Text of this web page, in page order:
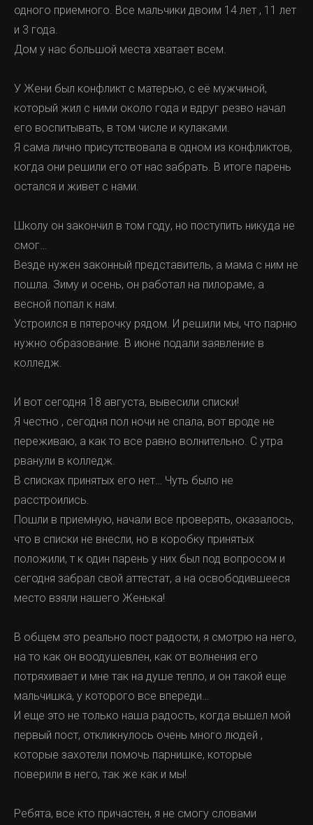
одного приемного. Все мальчики двоим 14 лет , 11 лет
и 3 года.
Дом у нас большой места хватает всем.
У Жени был конфликт с матерью, с её мужчиной,
который жил с ними около года и вдруг резво начал
его воспитывать, в том числе и кулаками.
Я сама лично присутствовала в одном из конфликтов,
когда они решили его от нас забрать. В итоге парень
остался и живет с нами.
Школу он закончил в том году, но поступить никуда не
смог…
Везде нужен законный представитель, а мама с ним не
пошла. Зиму и осень, он работал на пилораме, а
весной попал к нам.
Устроился в пятерочку рядом. И решили мы, что парню
нужно образование. В июне подали заявление в
колледж.
И вот сегодня 18 августа, вывесили списки!
Я честно , сегодня пол ночи не спала, вот вроде не
переживаю, а как то все равно волнительно. С утра
рванули в колледж.
В списках принятых его нет… Чуть было не
расстроились.
Пошли в приемную, начали все проверять, оказалось,
что в списки не внесли, но в коробку принятых
положили, т к один парень у них был под вопросом и
сегодня забрал свой аттестат, а на освободившееся
место взяли нашего Женька!
В общем это реально пост радости, я смотрю на него,
на то как он воодушевлен, как от волнения его
потряхивает и мне так на душе тепло, и он такой еще
мальчишка, у которого все впереди…
И еще это не только наша радость, когда вышел мой
первый пост, откликнулось очень много людей ,
которые захотели помочь парнишке, которые
поверили в него, так же как и мы!
Ребята, все кто причастен, я не смогу словами